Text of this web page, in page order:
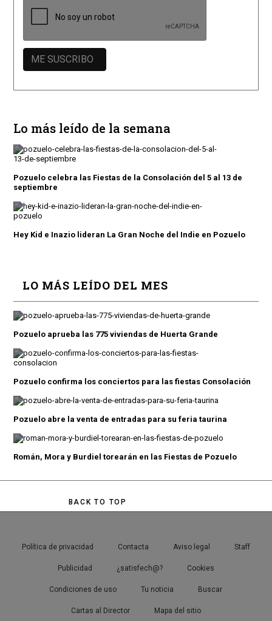
Lo más leído de la semana
Pozuelo celebra las Fiestas de la Consolación del 5 al 13 de
septiembre
Hey Kid e Inazio lideran La Gran Noche del Indie en Pozuelo
LO MÁS LEÍDO DEL MES
Pozuelo aprueba las 775 viviendas de Huerta Grande
Pozuelo confirma los conciertos para las fiestas Consolación
Pozuelo abre la venta de entradas para su feria taurina
Román, Mora y Burdiel torearán en las Fiestas de Pozuelo
BACK TO TOP
Política de privacidad Contacta Aviso legal Staff
Publicidad ¿satisfech@? Cookies
Condiciones de uso Tu noticia Buscar
Cartas al Director Mapa del sitio